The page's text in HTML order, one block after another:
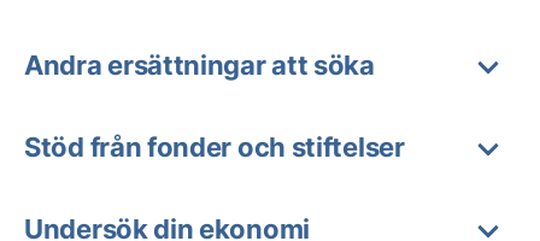
Andra ersättningar att söka
Stöd från fonder och stiftelser
Undersök din ekonomi